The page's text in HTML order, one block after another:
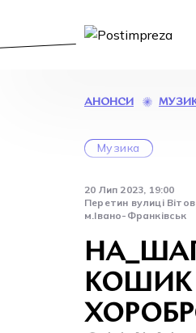
АНОНСИ
Музика
20 Лип 2023, 19:00
Перетин вулиці
м.Івано-Франківськ
КОШИК